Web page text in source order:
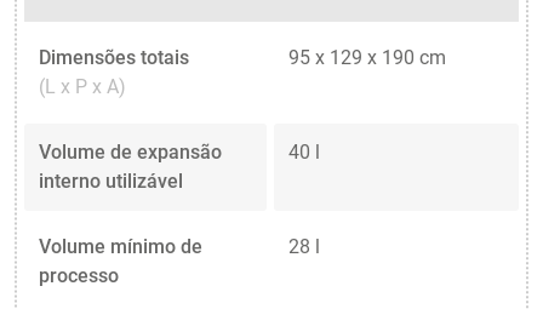
Dimensões totais
(L x P x A)
95 x 129 x 190 cm
Volume de expansão
interno utilizável
40 l
Volume mínimo de
processo
28 l